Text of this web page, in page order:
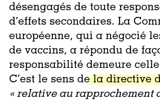
désengagés de toute
d’effets secondaires. La
européenne, qui a négocié
de vaccins, a répondu de
responsabilité demeure
C’est le sens de la directive
« relative au rapprochement